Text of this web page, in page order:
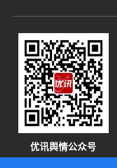
优讯舆情公众号